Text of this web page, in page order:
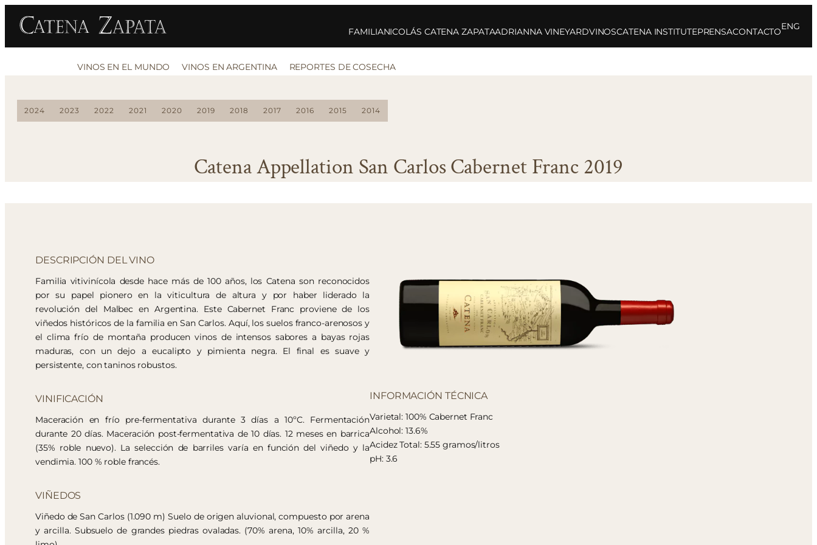
FAMILIANICOLÁS CATENA ZAPATAADRIANNA VINEYARDVINOSCATENA INSTITUTEPRENSACONTACTO
ENG
VINOS EN EL MUNDO VINOS EN ARGENTINA REPORTES DE COSECHA
2024 2023 2022 2021 2020 2019 2018 2017 2016 2015 2014
Catena Appellation San Carlos Cabernet Franc 2019
DESCRIPCIÓN DEL VINO
Familia vitivinícola desde hace más de 100 años, los Catena son reconocidos
por su papel pionero en la viticultura de altura y por haber liderado la
revolución del Malbec en Argentina. Este Cabernet Franc proviene de los
viñedos históricos de la familia en San Carlos. Aquí, los suelos franco-arenosos y
el clima frío de montaña producen vinos de intensos sabores a bayas rojas
maduras, con un dejo a eucalipto y pimienta negra. El final es suave y
persistente, con taninos robustos.
VINIFICACIÓN
Maceración en frío pre-fermentativa durante 3 días a 10ºC. Fermentación
durante 20 días. Maceración post-fermentativa de 10 días. 12 meses en barrica
(35% roble nuevo). La selección de barriles varía en función del viñedo y la
vendimia. 100 % roble francés.
VIÑEDOS
Viñedo de San Carlos (1.090 m) Suelo de origen aluvional, compuesto por arena
y arcilla. Subsuelo de grandes piedras ovaladas. (70% arena, 10% arcilla, 20 %
INFORMACIÓN TÉCNICA
Varietal: 100% Cabernet Franc
Alcohol: 13.6%
Acidez Total: 5.55 gramos/litros
pH: 3.6